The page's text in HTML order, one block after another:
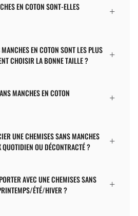
EN COTON SONT-ELLES
EN COTON SONT LES PLUS
CHOISIR LA BONNE TAILLE ?
MANCHES EN COTON
UNE CHEMISES SANS MANCHES
OU DÉCONTRACTÉ ?
AVEC UNE CHEMISES SANS
ÉTÉ/HIVER ?